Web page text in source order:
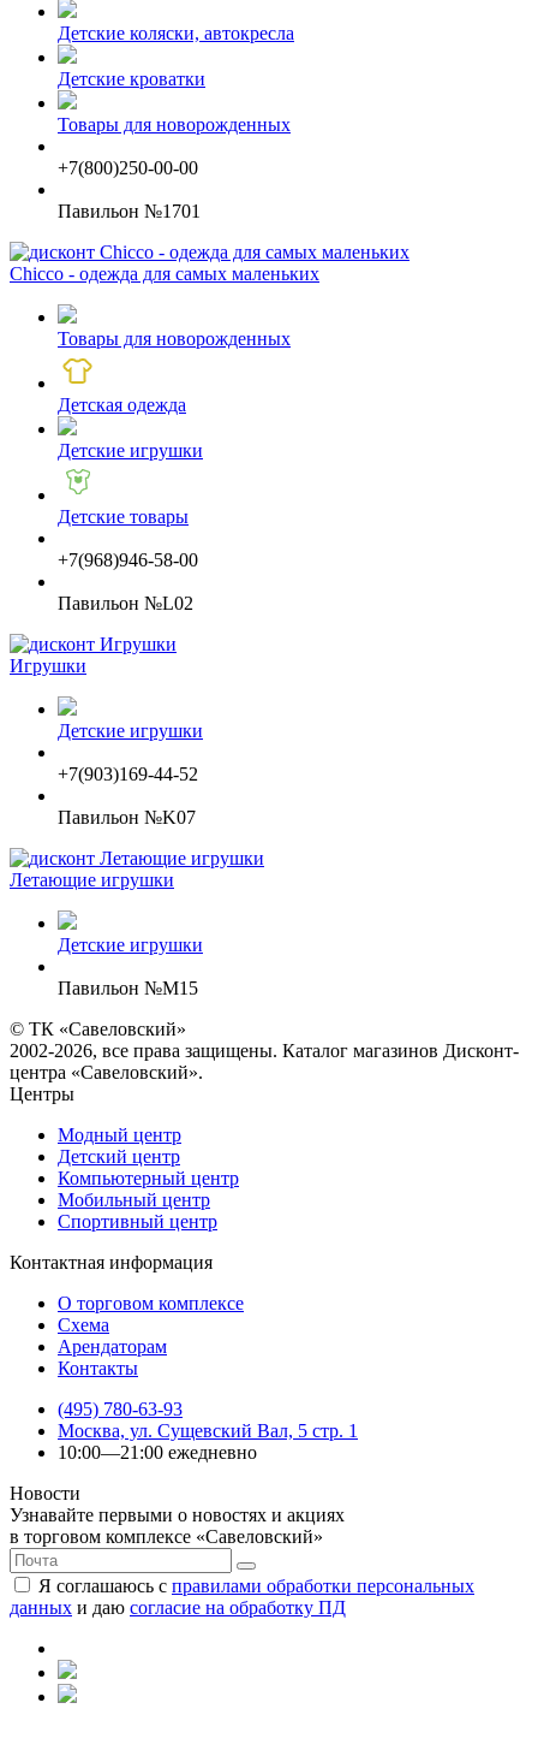
Детские коляски, автокресла
Детские кроватки
Товары для новорожденных
+7(800)250-00-00
Павильон №1701
Chicco - одежда для самых маленьких
Товары для новорожденных
Детская одежда
Детские игрушки
Детские товары
+7(968)946-58-00
Павильон №L02
Игрушки
Детские игрушки
+7(903)169-44-52
Павильон №K07
Летающие игрушки
Детские игрушки
Павильон №M15
© ТК «Савеловский»
2002-2026, все права защищены. Каталог магазинов Дисконт-
центра «Савеловский».
Центры
Модный центр
Детский центр
Компьютерный центр
Мобильный центр
Спортивный центр
Контактная информация
О торговом комплексе
Схема
Арендаторам
Контакты
(495) 780-63-93
Москва, ул. Сущевский Вал, 5 стр. 1
10:00—21:00 ежедневно
Новости
Узнавайте первыми о новостях и акциях
в торговом комплексе «Савеловский»
Я соглашаюсь с правилами обработки персональных
данных и даю согласие на обработку ПД